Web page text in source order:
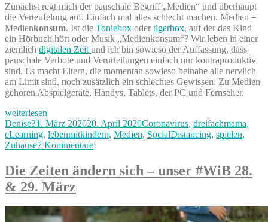
Zunächst regt mich der pauschale Begriff „Medien“ und überhaupt
die Verteufelung auf. Einfach mal alles schlecht machen. Medien =
Medienkonsum. Ist die Toniebox odertigerbox, auf der das Kind
ein Hörbuch hört oder Musik „Medienkonsum“? Wir leben in einer
ziemlich digitalen Zeit und ich bin sowieso der Auffassung, dass
pauschale Verbote und Verurteilungen einfach nur kontraproduktiv
sind. Es macht Eltern, die momentan sowieso beinahe alle nervlich
am Limit sind, noch zusätzlich ein schlechtes Gewissen. Zu Medien
gehören Abspielgeräte, Handys, Tablets, der PC und Fernseher.
„Limits
für
Medienzeit
der
–
5
Gründe
wir
das
weiterlesen
Autor
DeniseVeröffentlicht
am
31. März 202020. April 2020Kategorien
Coronavirus, dreifachmama,
eLearning, lebenmitkindern, Medien, SocialDistancing, spielen,
Zuhause7 Kommentarezu
für
Medienzeit
–
5
Die Zeiten ändern sich – unser #WiB 28.
& 29. März